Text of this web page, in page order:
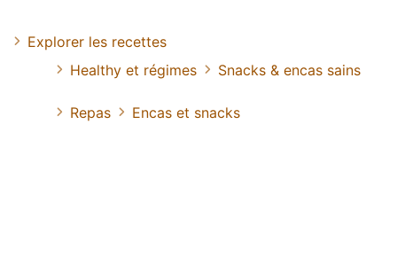
Explorer les recettes
Healthy et régimes
Snacks & encas sains
Repas Encas et snacks